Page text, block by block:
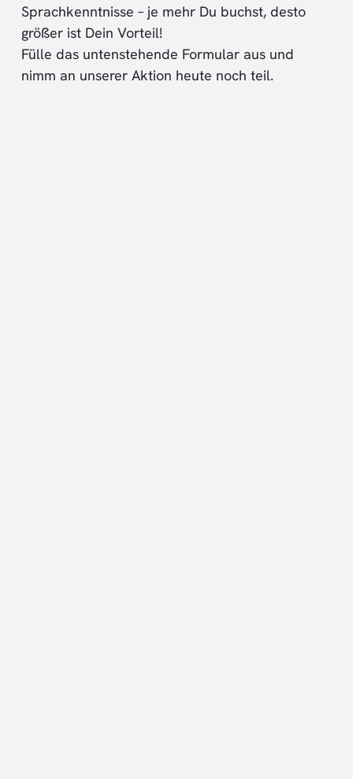
Sprachkenntnisse – je mehr Du buchst, desto
größer ist Dein Vorteil!
Fülle das untenstehende Formular aus und
nimm an unserer Aktion heute noch teil.